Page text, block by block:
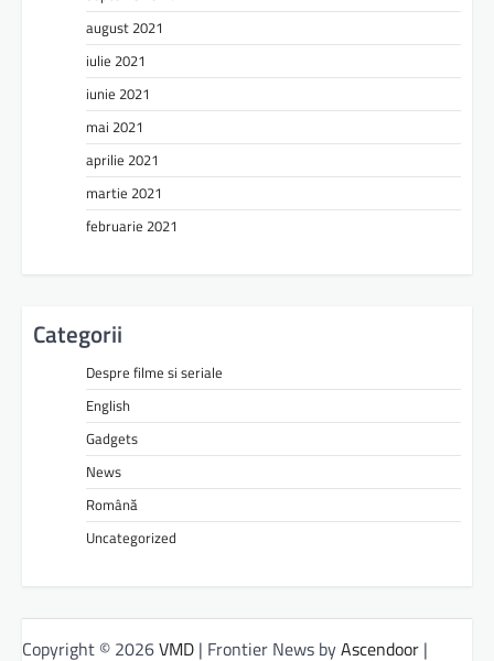
august 2021
iulie 2021
iunie 2021
mai 2021
aprilie 2021
martie 2021
februarie 2021
Categorii
Despre filme si seriale
English
Gadgets
News
Română
Uncategorized
Copyright © 2026VMD | Frontier News byAscendoor |